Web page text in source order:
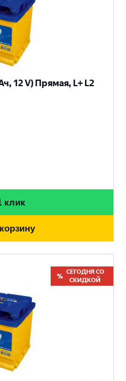
12 V) Прямая, L+ L2
клик
СЕГОДНЯ СО
СКИДКОЙ